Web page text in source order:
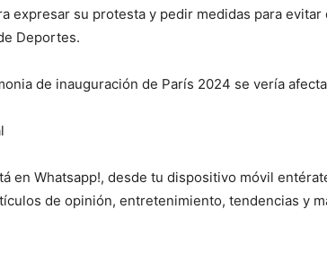
expresar su protesta y pedir medidas para
Deportes.
de inauguración de París 2024 se vería
en Whatsapp!, desde tu dispositivo móvil
de opinión, entretenimiento, tendencias y